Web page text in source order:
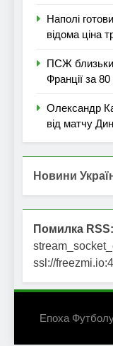
Наполі
відома ціна
ПСЖ
Франції за
Олександр
від матчу
Новини
Помилка RSS:
ssl://
Епоха